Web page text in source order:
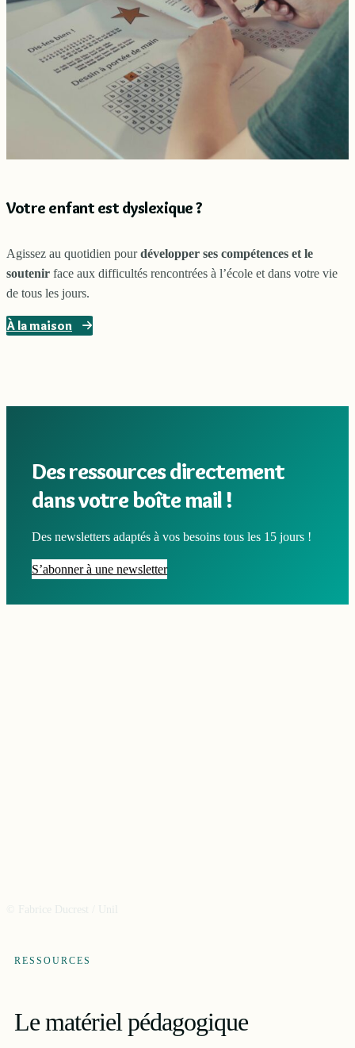
Votre enfant est dyslexique ?
Agissez au quotidien pourdévelopper ses compétences et le
soutenir face aux difficultés rencontrées à l’école et dans votre vie
de tous les jours.
À la maison
Des ressources directement
dans votre boîte mail !
Des newsletters adaptés à vos besoins tous les 15 jours !
S’abonner à une newsletter
© Fabrice Ducrest / Unil
RESSOURCES
Le matériel pédagogique